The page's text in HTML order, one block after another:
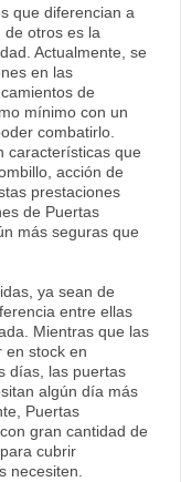
que diferencian a
de otros es la
Actualmente, se
en las
de
mínimo con un
combatirlo.
características que
acción de
prestaciones
de Puertas
más seguras que
ya sean de
entre ellas
Mientras que las
en stock en
días, las puertas
algún día más
Puertas
gran cantidad de
cubrir
necesiten.